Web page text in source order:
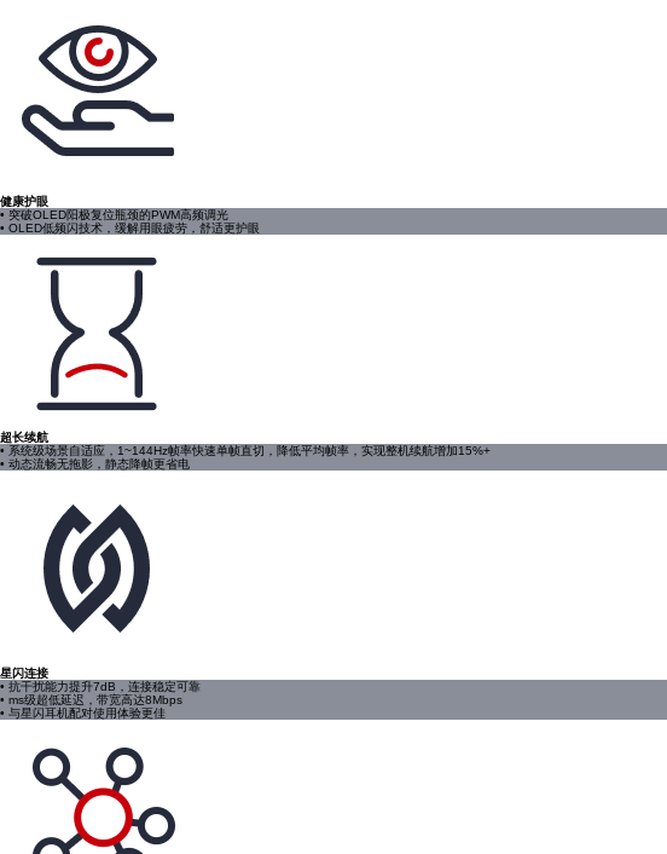
健康护眼
• 突破OLED阳极复位瓶颈的PWM高频调光
• OLED低频闪技术，缓解用眼疲劳，舒适更护眼
超长续航
• 系统级场景自适应，1~144Hz帧率快速单帧直切，降低平均帧率，实现整机续航增加15%+
• 动态流畅无拖影，静态降帧更省电
星闪连接
• 抗干扰能力提升7dB，连接稳定可靠
• ms级超低延迟，带宽高达8Mbps
• 与星闪耳机配对使用体验更佳